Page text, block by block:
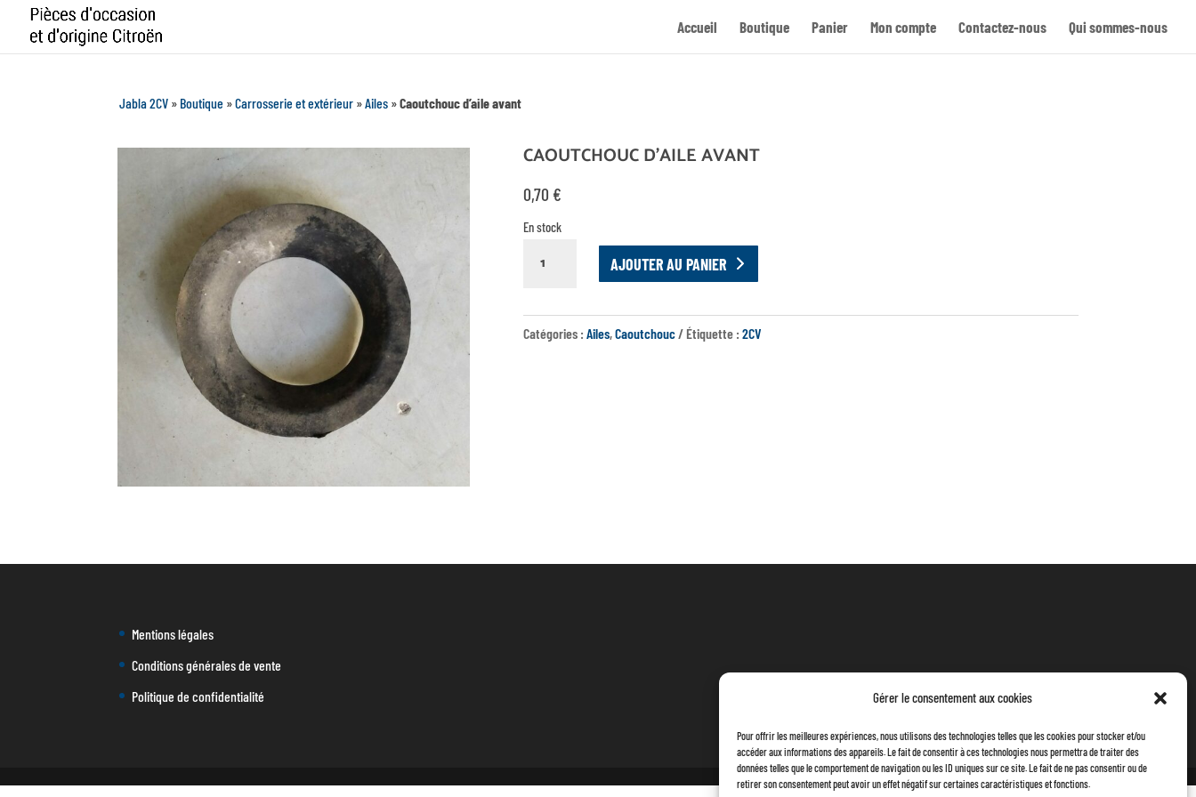
Gérer le consentement aux cookies
Pour offrir les meilleures expériences, nous utilisons des technologies telles que les cookies pour stocker et/ou
accéder aux informations des appareils. Le fait de consentir à ces technologies nous permettra de traiter des
données telles que le comportement de navigation ou les ID uniques sur ce site. Le fait de ne pas consentir ou de
retirer son consentement peut avoir un effet négatif sur certaines caractéristiques et fonctions.
Accueil Boutique Panier Mon compte Contactez-nous Qui sommes-nous
Jabla 2CV » Boutique »Carrosserie et extérieur »Ailes »Caoutchouc d’aile avant
CAOUTCHOUC D’AILE AVANT
0,70 €
En stock
AVANT
AJOUTER AU PANIER
Catégories : Ailes,Caoutchouc Étiquette : 2CV
Mentions légales
Conditions générales de vente
Politique de confidentialité